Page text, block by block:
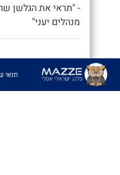
- "תראי את הגלשן
מנהלים יעני"
תנאי